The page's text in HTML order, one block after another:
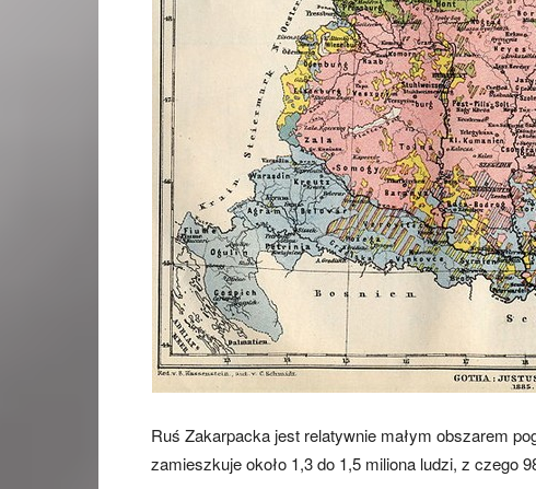
Ruś Zakarpacka jest relatywnie małym obszarem
zamieszkuje około 1,3 do 1,5 miliona ludzi, z czego